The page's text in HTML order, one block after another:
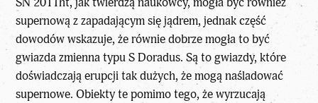
supernową z zapadającym się jądrem, jednak część
dowodów wskazuje, że równie dobrze mogła to być
gwiazda zmienna typu S Doradus. Są to gwiazdy, które
doświadczają erupcji tak dużych, że mogą naśladować
supernowe. Obiekty te pomimo tego, że wyrzucają